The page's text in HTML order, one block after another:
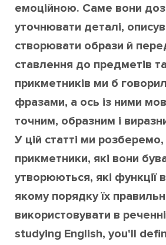
емоційною. Саме вони
уточнювати деталі,
створювати образи й
ставлення до предметів
прикметників ми б
фразами, а ось із ними
точним, образним і
У цій статті ми
прикметники, які вони
утворюються, які функції
якому порядку їх
використовувати в
studying English, you'll